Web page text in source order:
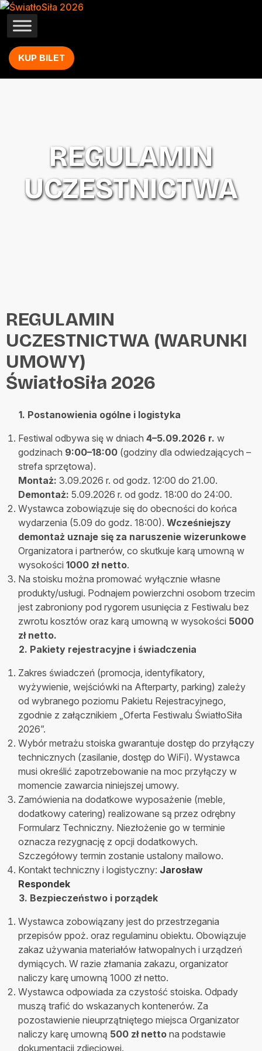
KUP BILET
REGULAMIN
UCZESTNICTWA
REGULAMIN
UCZESTNICTWA (WARUNKI
UMOWY)
ŚwiatłoSiła 2026
1. Postanowienia ogólne i logistyka
Festiwal odbywa się w dniach 4–5.09.2026 r. w
godzinach 9:00–18:00 (godziny dla odwiedzających –
strefa sprzętowa).
Montaż: 3.09.2026 r. od godz. 12:00 do 21.00.
Demontaż: 5.09.2026 r. od godz. 18:00 do 24:00.
Wystawca zobowiązuje się do obecności do końca
wydarzenia (5.09 do godz. 18:00). Wcześniejszy
demontaż uznaje się za naruszenie wizerunkowe
Organizatora i partnerów, co skutkuje karą umowną w
wysokości 1000 zł netto.
Na stoisku można promować wyłącznie własne
produkty/usługi. Podnajem powierzchni osobom trzecim
jest zabroniony pod rygorem usunięcia z Festiwalu bez
zwrotu kosztów oraz karą umowną w wysokości 5000
zł netto.
2. Pakiety rejestracyjne i świadczenia
Zakres świadczeń (promocja, identyfikatory,
wyżywienie, wejściówki na Afterparty, parking) zależy
od wybranego poziomu Pakietu Rejestracyjnego,
zgodnie z załącznikiem „Oferta Festiwalu ŚwiatłoSiła
2026”.
Wybór metrażu stoiska gwarantuje dostęp do przyłączy
technicznych (zasilanie, dostęp do WiFi). Wystawca
musi określić zapotrzebowanie na moc przyłączy w
momencie zawarcia niniejszej umowy.
Zamówienia na dodatkowe wyposażenie (meble,
dodatkowy catering) realizowane są przez odrębny
Formularz Techniczny. Niezłożenie go w terminie
oznacza rezygnację z opcji dodatkowych.
Szczegółowy termin zostanie ustalony mailowo.
Kontakt techniczny i logistyczny: Jarosław
Respondek
3. Bezpieczeństwo i porządek
Wystawca zobowiązany jest do przestrzegania
przepisów ppoż. oraz regulaminu obiektu. Obowiązuje
zakaz używania materiałów łatwopalnych i urządzeń
dymiących. W razie złamania zakazu, organizator
naliczy karę umowną 1000 zł netto.
Wystawca odpowiada za czystość stoiska. Odpady
muszą trafić do wskazanych kontenerów. Za
pozostawienie nieuprzątniętego miejsca Organizator
naliczy karę umowną 500 zł netto na podstawie
dokumentacji zdjęciowej.